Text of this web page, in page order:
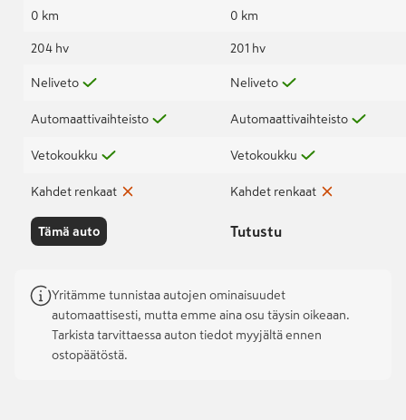
0 km
204 hv
Neliveto
Automaattivaihteisto
Vetokoukku
Kahdet renkaat
Tämä auto
0 km
201 hv
Neliveto
Automaattivaihteisto
Vetokoukku
Kahdet renkaat
Tutustu
Yritämme tunnistaa autojen ominaisuudet
automaattisesti, mutta emme aina osu täysin oikeaan.
Tarkista tarvittaessa auton tiedot myyjältä ennen
ostopäätöstä.